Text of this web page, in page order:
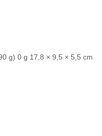
g) 0 g 17,8 × 9,5 × 5,5 cm